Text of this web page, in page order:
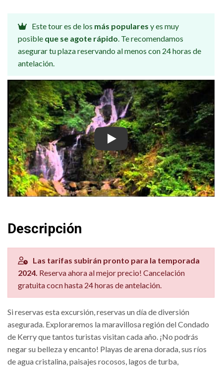
Este tour es de los más populares y es muy
posible que se agote rápido. Te recomendamos
asegurar tu plaza reservando al menos con 24 horas de
antelación.
Anillo de Kerry: excursión de un
Descripción
Las tarifas subirán pronto para la temporada
2024. Reserva ahora al mejor precio! Cancelación
gratuita cocn hasta 24 horas de antelación.
Si reservas esta excursión, reservas un día de diversión
asegurada. Exploraremos la maravillosa región del Condado
de Kerry que tantos turistas visitan cada año. ¡No podrás
negar su belleza y encanto! Playas de arena dorada, sus ríos
de agua cristalina, paisajes rocosos, lagos de turba,